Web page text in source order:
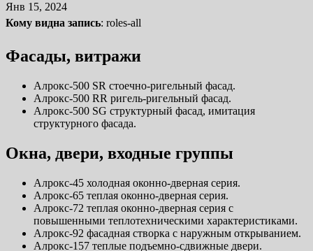
Янв 15, 2024
Кому видна запись: roles-all
Фасады, витражи
Алрокс-500 SR стоечно-ригельный фасад.
Алрокс-500 RR ригель-ригельный фасад.
Алрокс-500 SG структурный фасад, имитация
структурного фасада.
Окна, двери, входные группы
Алрокс-45 холодная оконно-дверная серия.
Алрокс-65 теплая оконно-дверная серия.
Алрокс-72 теплая оконно-дверная серия с
повышенными теплотехническими характеристиками.
Алрокс-92 фасадная створка с наружным открыванием.
Алрокс-157 теплые подъемно-сдвижные двери.